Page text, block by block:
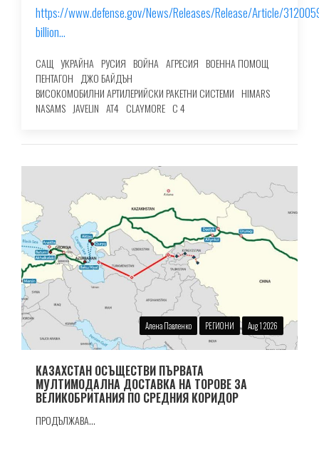
https://www.defense.gov/News/Releases/Release/Article/
billion…
САЩ УКРАЙНА РУСИЯ ВОЙНА АГРЕСИЯ ВОЕННА ПОМОЩ
ПЕНТАГОН
ДЖО БАЙДЪН
ВИСОКОМОБИЛНИ АРТИЛЕРИЙСКИ РАКЕТНИ СИСТЕМИ HIMARS
NASAMS JAVELIN AT4 CLAYMORE C 4
Алена Павленко РЕГИОНИ Aug 1 2026
КАЗАХСТАН ОСЪЩЕСТВИ ПЪРВАТА
МУЛТИМОДАЛНА ДОСТАВКА НА ТОРОВЕ ЗА
ВЕЛИКОБРИТАНИЯ ПО СРЕДНИЯ КОРИДОР
ПРОДЪЛЖАВА...